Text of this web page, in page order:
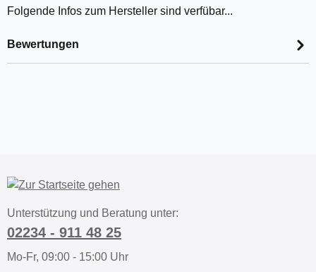
Folgende Infos zum Hersteller sind verfübar...
Bewertungen
Unterstützung und Beratung unter:
02234 - 911 48 25
Mo-Fr, 09:00 - 15:00 Uhr